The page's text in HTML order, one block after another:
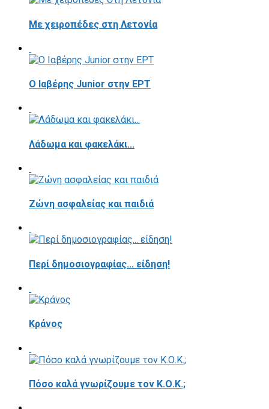
Με χειροπέδες στη Λετονία
Ο Ιαβέρης Junior στην ΕΡΤ
Λάδωμα και φακελάκι...
Ζώνη ασφαλείας και παιδιά
Περί δημοσιογραφίας... είδηση!
Κράνος
Πόσο καλά γνωρίζουμε τον Κ.Ο.Κ.;